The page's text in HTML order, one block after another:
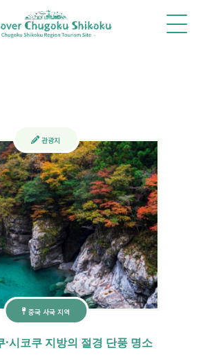
중국 사국 지역
관광지
시코쿠 지방의 절경 단풍 명소
추천
코스
여행
칼럼
레스토랑
예약